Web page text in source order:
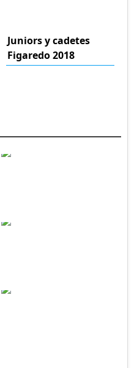
Juniors y cadetes
Figaredo 2018